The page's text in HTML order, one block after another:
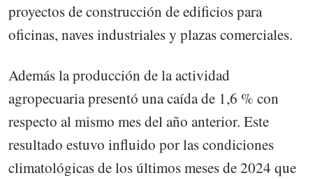
proyectos de construcción de edificios para
oficinas, naves industriales y plazas comerciales.
Además la producción de la actividad
agropecuaria presentó una caída de 1,6 % con
respecto al mismo mes del año anterior. Este
resultado estuvo influido por las condiciones
climatológicas de los últimos meses de 2024 que